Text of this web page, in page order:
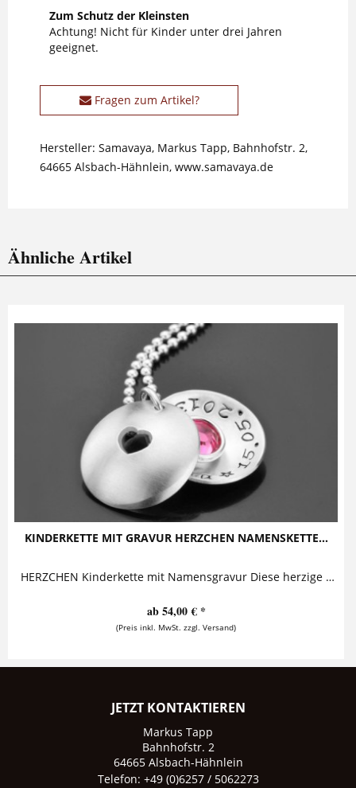
Zum Schutz der Kleinsten
Achtung! Nicht für Kinder unter drei Jahren
geeignet.
Fragen zum Artikel?
Hersteller: Samavaya, Markus Tapp, Bahnhofstr. 2,
64665 Alsbach-Hähnlein, www.samavaya.de
Ähnliche Artikel
KINDERKETTE MIT GRAVUR HERZCHEN NAMENSKETTE...
HERZCHEN Kinderkette mit Namensgravur Diese herzige Kinderkette mit Gravur besteht aus einem personalisierten Anhänger, aus dessen Front ein...
ab 54,00 € *
(Preis inkl. MwSt. zzgl. Versand)
JETZT KONTAKTIEREN
Markus Tapp
Bahnhofstr. 2
64665 Alsbach-Hähnlein
Telefon: +49 (0)6257 / 5062273